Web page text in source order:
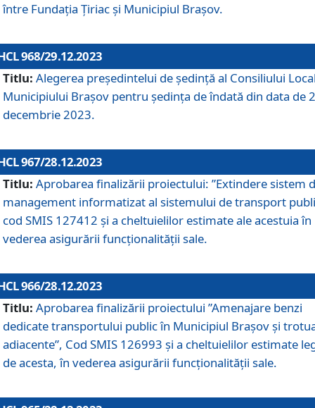
între Fundația Țiriac și Municipiul Brașov.
968/29.12.2023
Titlu: Alegerea preşedintelui de şedinţă al Consiliului
Municipiului Braşov pentru ședința de îndată din data de
decembrie 2023.
967/28.12.2023
Titlu: Aprobarea finalizării proiectului: ”Extindere sistem
management informatizat al sistemului de transport
cod SMIS 127412 și a cheltuielilor estimate ale acestuia în
vederea asigurării funcționalității sale.
966/28.12.2023
Titlu: Aprobarea finalizării proiectului ”Amenajare benzi
dedicate transportului public în Municipiul Brașov şi
adiacente”, Cod SMIS 126993 și a cheltuielilor estimate
de acesta, în vederea asigurării funcționalității sale.